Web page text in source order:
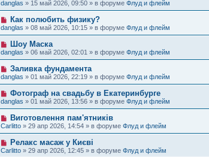
и
е
б
щ
е
н
и
е
с
о
б
щ
е
н
и
е
в
о
е
с
о
б
щ
е
н
и
е
danglas » 15 май 2026, 09:50 » в форуме Флуд и флейм
Н
о
в
о
е
с
о
о
б
щ
е
н
и
е
Как полюбить физику?
danglas » 08 май 2026, 10:15 » в форуме Флуд и флейм
Н
о
в
о
е
с
о
о
б
щ
е
н
и
е
Шоу Маска
danglas » 06 май 2026, 02:01 » в форуме Флуд и флейм
Н
о
в
е
с
о
б
щ
е
н
и
Заливка фундамента
danglas » 01 май 2026, 22:19 » в форуме Флуд и флейм
Н
о
в
о
е
с
о
б
Фотограф на свадьбу в Екатеринбурге
danglas » 01 май 2026, 13:56 » в форуме Флуд и флейм
Н
о
в
о
е
с
Виготовлення пам'ятників
Carlitto » 29 апр 2026, 14:54 » в форуме Флуд и флейм
Н
о
в
Релакс масаж у Києві
Carlitto » 29 апр 2026, 12:45 » в форуме Флуд и флейм